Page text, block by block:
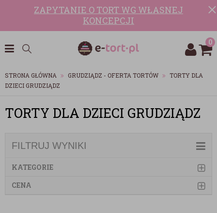
ZAPYTANIE O TORT WG WŁASNEJ
KONCEPCJI
0
STRONA GŁÓWNA GRUDZIĄDZ - OFERTA TORTÓW
TORTY DLA
DZIECI GRUDZIĄDZ
TORTY DLA DZIECI GRUDZIĄDZ
FILTRUJ WYNIKI
KATEGORIE
CENA